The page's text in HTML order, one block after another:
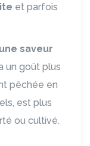
et parfois
saveur
un goût plus
pêchée en
est plus
ou cultivé.